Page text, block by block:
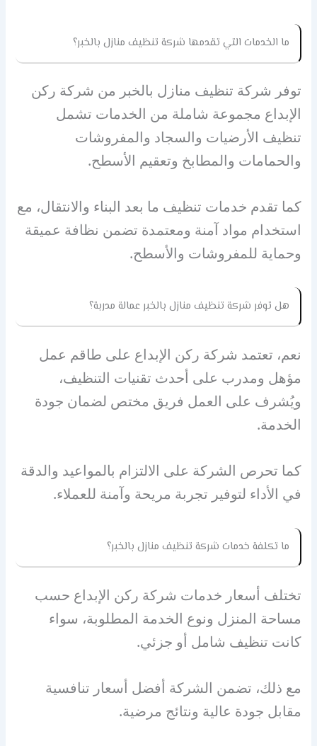
ما الخدمات التي تقدمها شركة تنظيف منازل بالخبر؟
توفر شركة تنظيف منازل بالخبر من شركة ركن
الإبداع مجموعة شاملة من الخدمات تشمل
تنظيف الأرضيات والسجاد والمفروشات
والحمامات والمطابخ وتعقيم الأسطح.
كما تقدم خدمات تنظيف ما بعد البناء والانتقال، مع
استخدام مواد آمنة ومعتمدة تضمن نظافة عميقة
وحماية للمفروشات والأسطح.
هل توفر شركة تنظيف منازل بالخبر عمالة مدربة؟
نعم، تعتمد شركة ركن الإبداع على طاقم عمل
مؤهل ومدرب على أحدث تقنيات التنظيف،
ويُشرف على العمل فريق مختص لضمان جودة
الخدمة.
كما تحرص الشركة على الالتزام بالمواعيد والدقة
في الأداء لتوفير تجربة مريحة وآمنة للعملاء.
ما تكلفة خدمات شركة تنظيف منازل بالخبر؟
تختلف أسعار خدمات شركة ركن الإبداع حسب
مساحة المنزل ونوع الخدمة المطلوبة، سواء
كانت تنظيف شامل أو جزئي.
مع ذلك، تضمن الشركة أفضل أسعار تنافسية
مقابل جودة عالية ونتائج مرضية.